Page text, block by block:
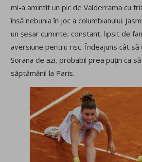
mi-a amintit un pic de Valderrama cu
însă nebunia în joc a columbianului.
un șesar cuminte, constant, lipsit de
aversiune pentru risc. Îndeajuns cât să
Sorana de azi, probabil prea puțin ca
săptămânii la Paris.